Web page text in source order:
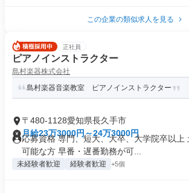
この企業の類似求人を見る
正社員
ピアノインストラクター
島村楽器株式会社
島村楽器音楽教室 ピアノインストラクター
〒480-1128愛知県長久手市
月給23万3000円～24万3000円
応募資格 専門、短大、大卒、大学院卒以上
可能な方 早番・遅番勤務が可...
未経験者歓迎 経験者歓迎 +5個